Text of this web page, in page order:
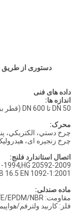
دستوری از طریق
داده های فنی
اندازه ها:
DN 50 تا DN 600 (قطر بزرگتر در صورت درخواست)
محرک:
چرخ دستي، الکتريکي،
چرخ زنجیره ای،
اتصال استاندارد فلنج:
20592-2009
16.5 EN 1092-1:2001
ماده صندلی:
مقاومت: PTFE/EPDM/NBR
فلز: کاربید ولترفم/هواپیمای/